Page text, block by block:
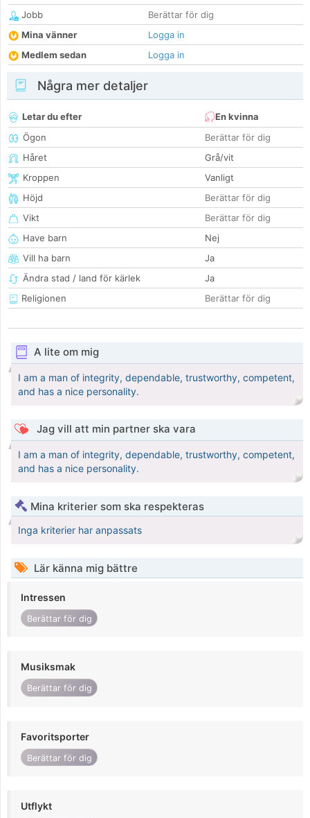
Jobb
Berättar för dig
Mina vänner
Logga in
Medlem sedan
Logga in
Några mer detaljer
Letar du efter
En kvinna
Ögon
Berättar för dig
Håret
Grå/vit
Kroppen
Vanligt
Höjd
Berättar för dig
Vikt
Berättar för dig
Have barn
Nej
Vill ha barn
Ja
Ändra stad / land för kärlek
Ja
Religionen
Berättar för dig
A lite om mig
I am a man of integrity, dependable, trustworthy, competent,
and has a nice personality.
Jag vill att min partner ska vara
I am a man of integrity, dependable, trustworthy, competent,
and has a nice personality.
Mina kriterier som ska respekteras
Inga kriterier har anpassats
Lär känna mig bättre
Intressen
Berättar för dig
Musiksmak
Berättar för dig
Favoritsporter
Berättar för dig
Utflykt